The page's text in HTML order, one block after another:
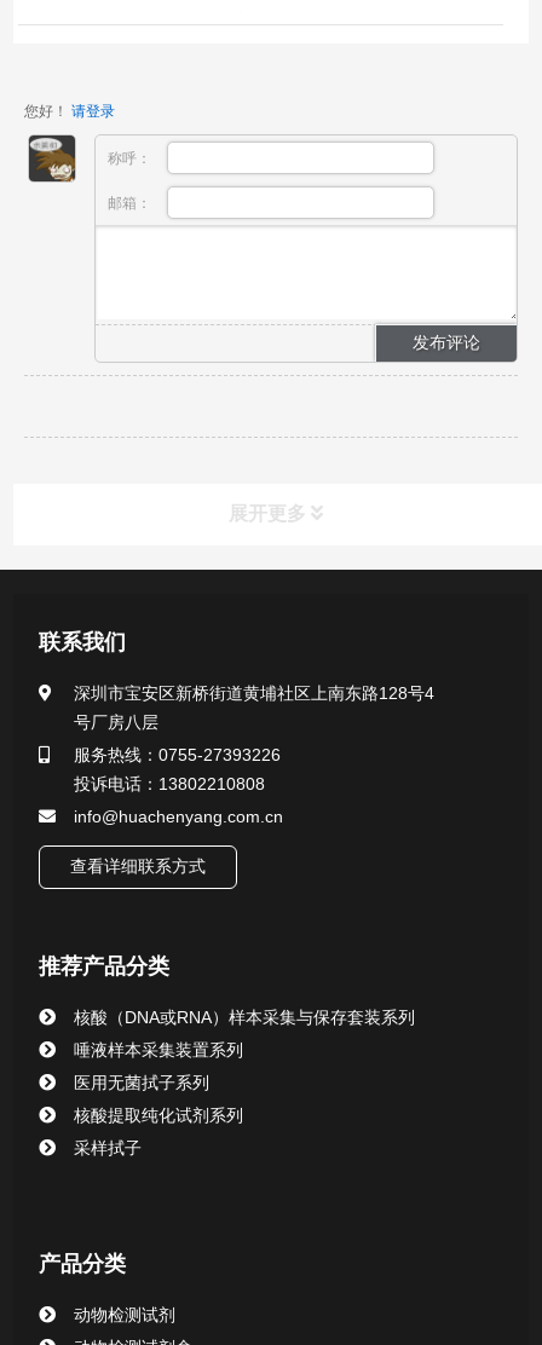
您好！ 请登录
称呼：
邮箱：
展开更多
一次性使用采样器系列
微生物样本保存液（通用运输传媒介质）系列
核酸（DNA&RNA）样本采集与保存套装系列
核酸提取或纯化试剂
清洁验证棉签系列
动物检测试剂
联系我们
深圳市宝安区新桥街道黄埔社区上南东路128号4
号厂房八层
服务热线：0755-27393226
投诉电话：13802210808
info@huachenyang.com.cn
查看详细联系方式
推荐产品分类
核酸（DNA或RNA）样本采集与保存套装系列
唾液样本采集装置系列
医用无菌拭子系列
核酸提取纯化试剂系列
采样拭子
产品分类
动物检测试剂